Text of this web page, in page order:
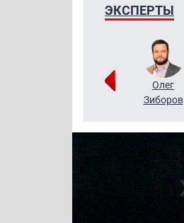
ЭКСПЕРТЫ
Григорий
Олег
Зиборов